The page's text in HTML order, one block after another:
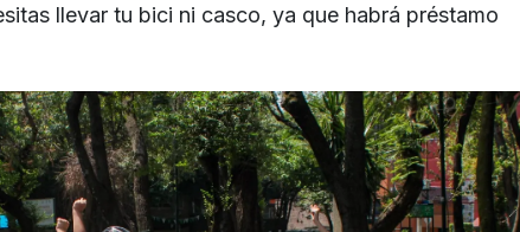
llevar tu bici ni casco, ya que habrá préstamo